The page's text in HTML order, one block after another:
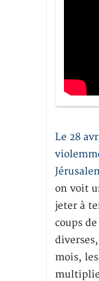
Le 28
on voit
jeter à
coups
mois,